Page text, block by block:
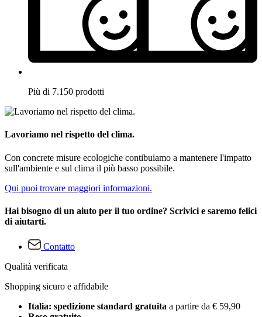
Più di 7.150 prodotti
Lavoriamo nel rispetto del clima.
Con concrete misure ecologiche contibuiamo a mantenere l'impatto
sull'ambiente e sul clima il più basso possibile.
Qui puoi trovare maggiori informazioni.
Hai bisogno di un aiuto per il tuo ordine? Scrivici e saremo felici
di aiutarti.
Contatto
Qualità verificata
Shopping sicuro e affidabile
Italia: spedizione standard gratuita a partire da € 59,90